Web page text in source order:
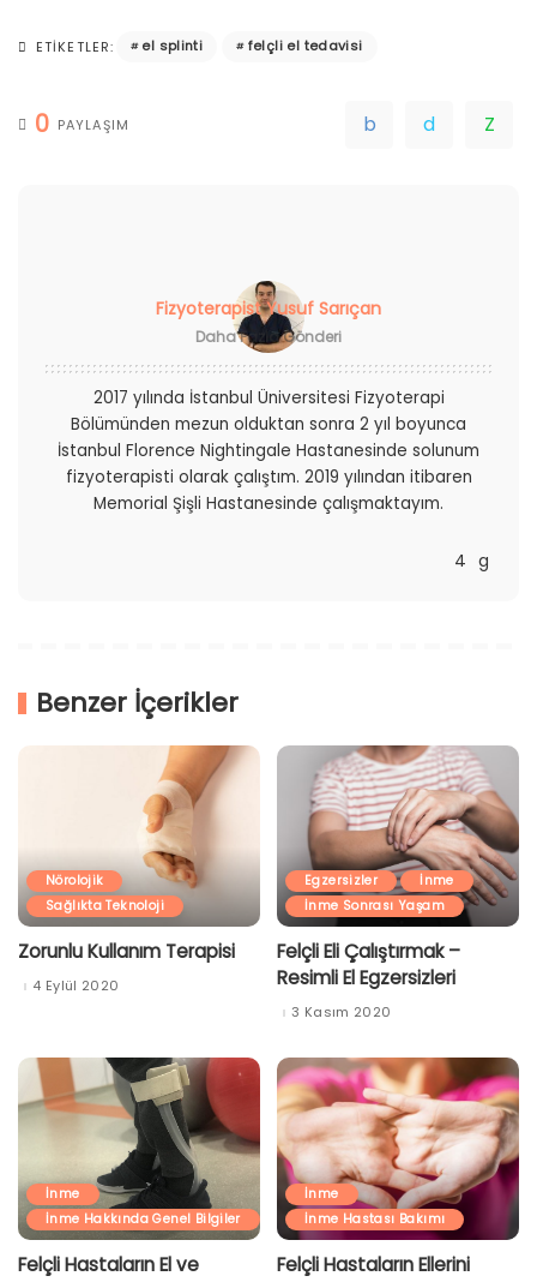
ETIKETLER: el splinti felçli el tedavisi
0 PAYLAŞIM
Fizyoterapist Yusuf Sarıçan
Daha Fazla Gönderi
2017 yılında İstanbul Üniversitesi Fizyoterapi
Bölümünden mezun olduktan sonra 2 yıl boyunca
İstanbul Florence Nightingale Hastanesinde solunum
fizyoterapisti olarak çalıştım. 2019 yılından itibaren
Memorial Şişli Hastanesinde çalışmaktayım.
Benzer İçerikler
Nörolojik
Sağlıkta Teknoloji
Zorunlu Kullanım Terapisi
4 Eylül 2020
Egzersizler
İnme
İnme Sonrası Yaşam
Felçli Eli Çalıştırmak –
Resimli El Egzersizleri
3 Kasım 2020
İnme
İnme Hakkında Genel Bilgiler
Felçli Hastaların El ve
İnme
İnme Hastası Bakımı
Felçli Hastaların Ellerini